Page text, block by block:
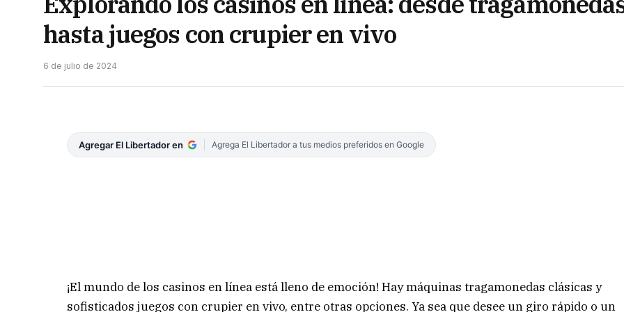
hasta juegos con crupier en vivo
6 de julio de 2024
Agregar El Libertador en Agrega El Libertador a tus medios preferidos en Google
¡El mundo de los casinos en línea está lleno de emoción! Hay máquinas tragamonedas clásicas y
sofisticados juegos con crupier en vivo, entre otras opciones. Ya sea que desee un giro rápido o un